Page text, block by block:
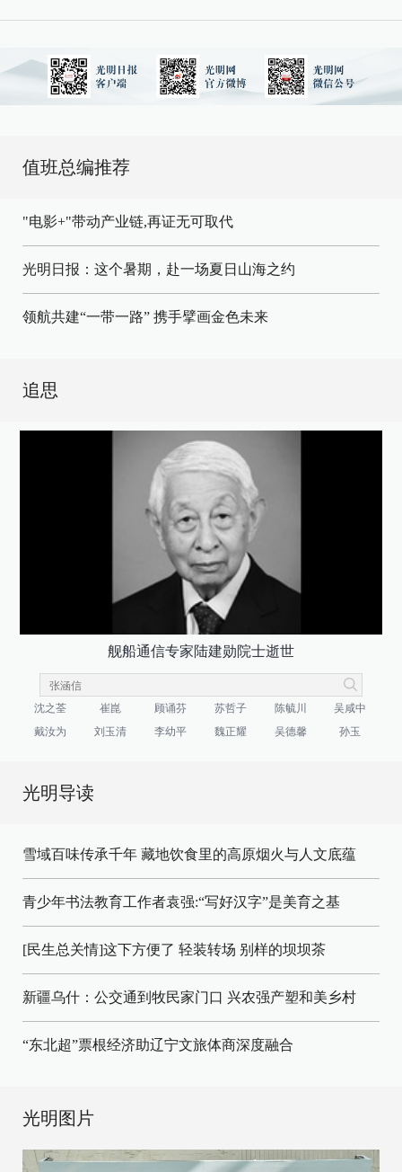
值班总编推荐
"电影+"带动产业链,再证无可取代
光明日报：这个暑期，赴一场夏日山海之约
领航共建“一带一路” 携手擘画金色未来
追思
舰船通信专家陆建勋院士逝世
沈之荃 崔崑 顾诵芬 苏哲子 陈毓川
吴咸中
戴汝为
刘玉清 李幼平 魏正耀 吴德馨 孙玉
光明导读
雪域百味传承千年 藏地饮食里的高原烟火与人文底蕴
青少年书法教育工作者袁强:“写好汉字”是美育之基
[民生总关情]这下方便了 轻装转场 别样的坝坝茶
新疆乌什：公交通到牧民家门口 兴农强产塑和美乡村
“东北超”票根经济助辽宁文旅体商深度融合
光明图片